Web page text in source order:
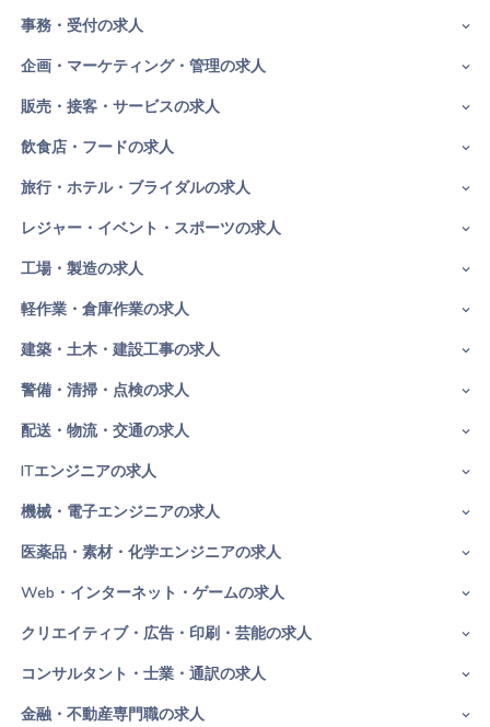
事務・受付の求人
企画・マーケティング・管理の求人
販売・接客・サービスの求人
飲食店・フードの求人
旅行・ホテル・ブライダルの求人
レジャー・イベント・スポーツの求人
工場・製造の求人
軽作業・倉庫作業の求人
建築・土木・建設工事の求人
警備・清掃・点検の求人
配送・物流・交通の求人
ITエンジニアの求人
機械・電子エンジニアの求人
医薬品・素材・化学エンジニアの求人
Web・インターネット・ゲームの求人
クリエイティブ・広告・印刷・芸能の求人
コンサルタント・士業・通訳の求人
金融・不動産専門職の求人